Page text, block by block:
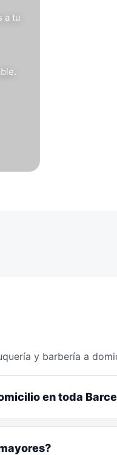
a tu
y barbería a
en toda